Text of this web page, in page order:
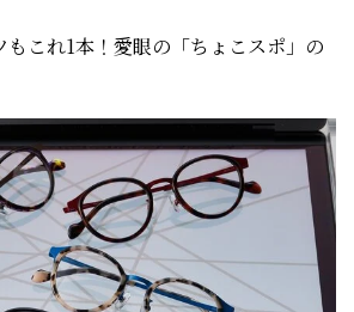
もこれ1本！愛眼の「ちょこスポ」の